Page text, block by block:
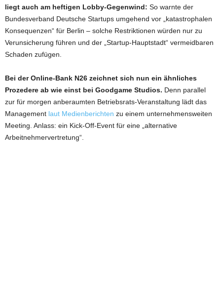
liegt auch am heftigen Lobby-Gegenwind: So warnte der
Bundesverband Deutsche Startups umgehend vor „katastrophalen
Konsequenzen“ für Berlin – solche Restriktionen würden nur zu
Verunsicherung führen und der „Startup-Hauptstadt“ vermeidbaren
Schaden zufügen.
Bei der Online-Bank N26 zeichnet sich nun ein ähnliches
Prozedere ab wie einst bei Goodgame Studios. Denn parallel
zur für morgen anberaumten Betriebsrats-Veranstaltung lädt das
Management laut Medienberichten zu einem unternehmensweiten
Meeting. Anlass: ein Kick-Off-Event für eine „alternative
Arbeitnehmervertretung“.